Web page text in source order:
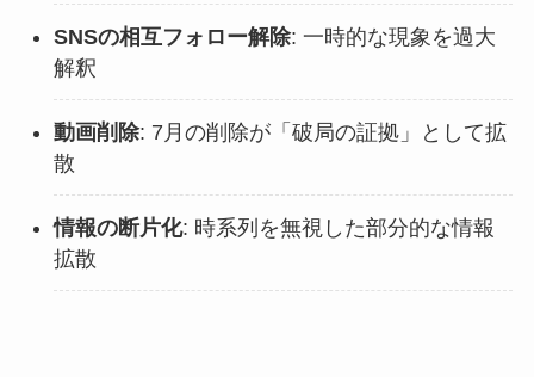
SNSの相互フォロー解除: 一時的な現象を過大
解釈
動画削除: 7月の削除が「破局の証拠」として拡
散
情報の断片化: 時系列を無視した部分的な情報
拡散